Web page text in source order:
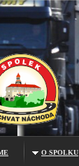
O SPOLKU